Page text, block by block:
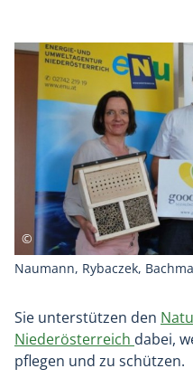
Naumann, Rybaczek,
Sie unterstützen den
Niederösterreich dabei,
pflegen und zu schützen.